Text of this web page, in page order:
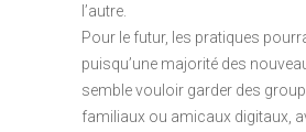
l’autre.
Pour le futur, les pratiques
puisqu’une majorité des
semble vouloir garder des
familiaux ou amicaux digitaux,